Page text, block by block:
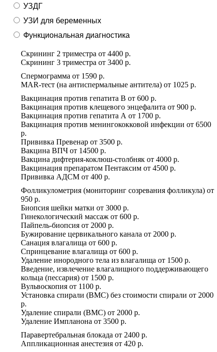
УЗДГ
УЗИ для беременных
Функциональная диагностика
Скрининг 2 триместра от 4400 р.
Скрининг 3 триместра от 3400 р.
Спермограмма от 1590 р.
MAR-тест (на антиспермальные антитела) от 1025 р.
Вакцинация против гепатита В от 600 р.
Вакцинация против клещевого энцефалита от 900 р.
Вакцинация против гепатита А от 1700 р.
Вакцинация против менингококковой инфекции от 6500
р.
Прививка Превенар от 3500 р.
Вакцина ВПЧ от 14500 р.
Вакцина дифтерия-коклюш-столбняк от 4000 р.
Вакцинация препаратом Пентаксим от 4500 р.
Прививка АДСМ от 400 р.
Фолликулометрия (мониторинг созревания фолликула) от
950 р.
Биопсия шейки матки от 3000 р.
Гинекологический массаж от 600 р.
Пайпель-биопсия от 2000 р.
Бужирование цервикального канала от 2000 р.
Санация влагалища от 600 р.
Спринцевание влагалища от 600 р.
Удаление инородного тела из влагалища от 1500 р.
Введение, извлечение влагалищного поддерживающего
кольца (пессария) от 1500 р.
Вульвоскопия от 1100 р.
Установка спирали (ВМС) без стоимости спирали от 2000
р.
Удаление спирали (ВМС) от 2000 р.
Удаление Импланона от 3500 р.
Паравертебральная блокада от 2400 р.
Аппликационная анестезия от 420 р.